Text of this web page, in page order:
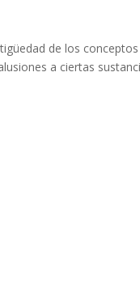
de los
a ciertas